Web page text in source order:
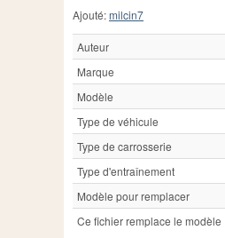
Ajouté:milcin7
Auteur
Marque
Modèle
Type de véhicule
Type de carrosserie
Type d'entraînement
Modèle pour remplacer
Ce fichier remplace le modèle